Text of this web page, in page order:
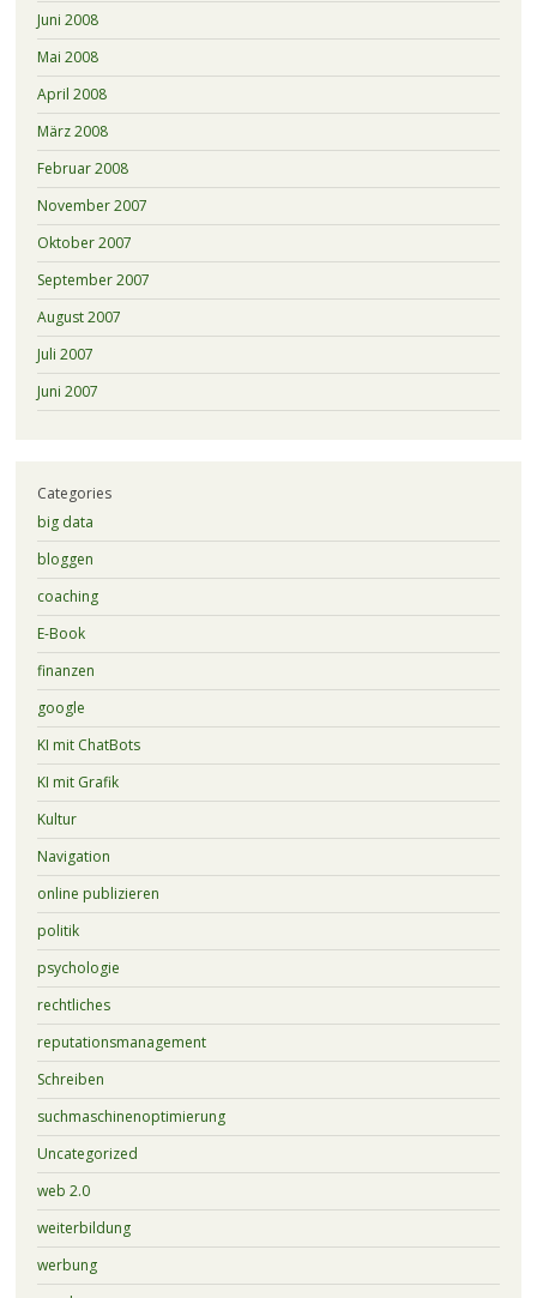
Juni 2008
Mai 2008
April 2008
März 2008
Februar 2008
November 2007
Oktober 2007
September 2007
August 2007
Juli 2007
Juni 2007
Categories
big data
bloggen
coaching
E-Book
finanzen
google
KI mit ChatBots
KI mit Grafik
Kultur
Navigation
online publizieren
politik
psychologie
rechtliches
reputationsmanagement
Schreiben
suchmaschinenoptimierung
Uncategorized
web 2.0
weiterbildung
werbung